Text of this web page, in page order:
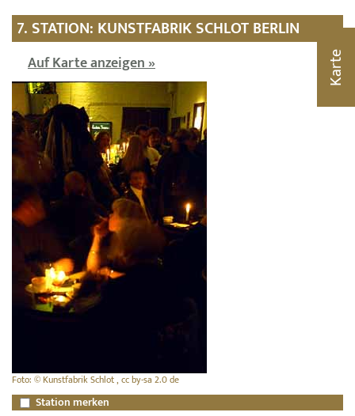
7. STATION: KUNSTFABRIK SCHLOT BERLIN
Auf Karte anzeigen »
Foto: © Kunstfabrik Schlot , cc by-sa 2.0 de
Station merken
Karte